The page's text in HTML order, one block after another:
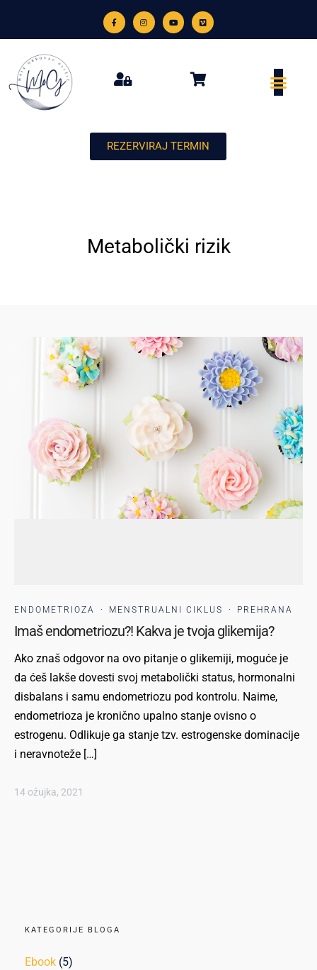
REZERVIRAJ TERMIN
Metabolički rizik
ENDOMETRIOZA · MENSTRUALNI CIKLUS · PREHRANA
Imaš endometriozu?! Kakva je tvoja glikemija?
Ako znaš odgovor na ovo pitanje o glikemiji, moguće je
da ćeš lakše dovesti svoj metabolički status, hormonalni
disbalans i samu endometriozu pod kontrolu. Naime,
endometrioza je kronično upalno stanje ovisno o
estrogenu. Odlikuje ga stanje tzv. estrogenske dominacije
i neravnoteže […]
14 ožujka, 2021
KATEGORIJE BLOGA
Ebook (5)